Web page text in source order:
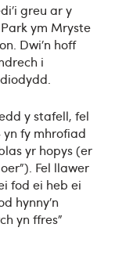
greu ar y
ym Mryste
Dwi’n hoff
i
y stafell, fel
yn fy mhrofiad
yr hopys (er
Fel llawer
fod ei heb ei
hynny’n
yn ffres”